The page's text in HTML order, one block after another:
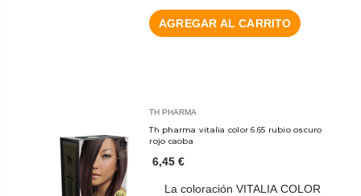
AGREGAR AL CARRITO
TH PHARMA
Th pharma vitalia color 6.65 rubio oscuro
rojo caoba
6,45 €
La coloración VITALIA COLOR